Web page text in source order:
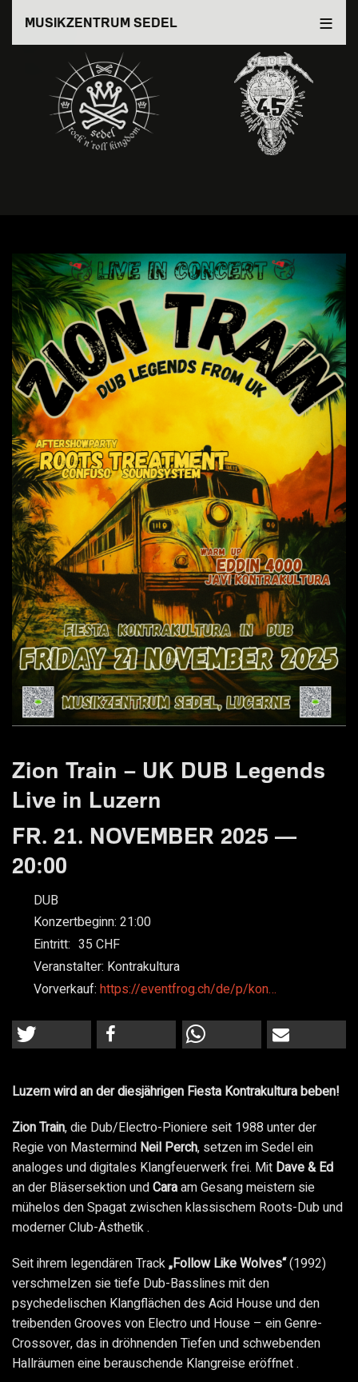
Inhalt
MUSIKZENTRUM SEDEL
Zion Train – UK DUB Legends
Live in Luzern
FR. 21. NOVEMBER 2025 —
20:00
DUB
Konzertbeginn: 21:00
Eintritt: 35
Veranstalter: Kontrakultura
Vorverkauf: https://eventfrog.ch/de/p/kon…
Luzern wird an der diesjährigen Fiesta Kontrakultura beben!
Zion Train, die Dub/Electro-Pioniere seit 1988 unter der
Regie von Mastermind Neil Perch, setzen im Sedel ein
analoges und digitales Klangfeuerwerk frei. Mit Dave & Ed
an der Bläsersektion undCaraam Gesang meistern sie
mühelos den Spagat zwischen klassischem Roots-Dub und
moderner Club-Ästhetik .
Seit ihrem legendären Track„Follow Like Wolves“(1992)
verschmelzen sie tiefe Dub-Basslines mit den
psychedelischen Klangflächen des Acid House und den
treibenden Grooves von Electro und House – ein Genre-
Crossover, das in dröhnenden Tiefen und schwebenden
Hallräumen eine berauschende Klangreise eröffnet .